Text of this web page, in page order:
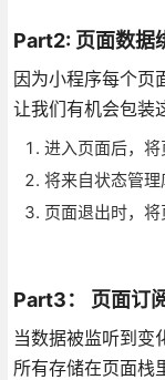
Part2: 页面数据
因为小程序每个页
让我们有机会包装
进入页面后，
将来自状态管
页面退出时，
Part3： 页面订
当数据被监听到变
所有存储在页面栈